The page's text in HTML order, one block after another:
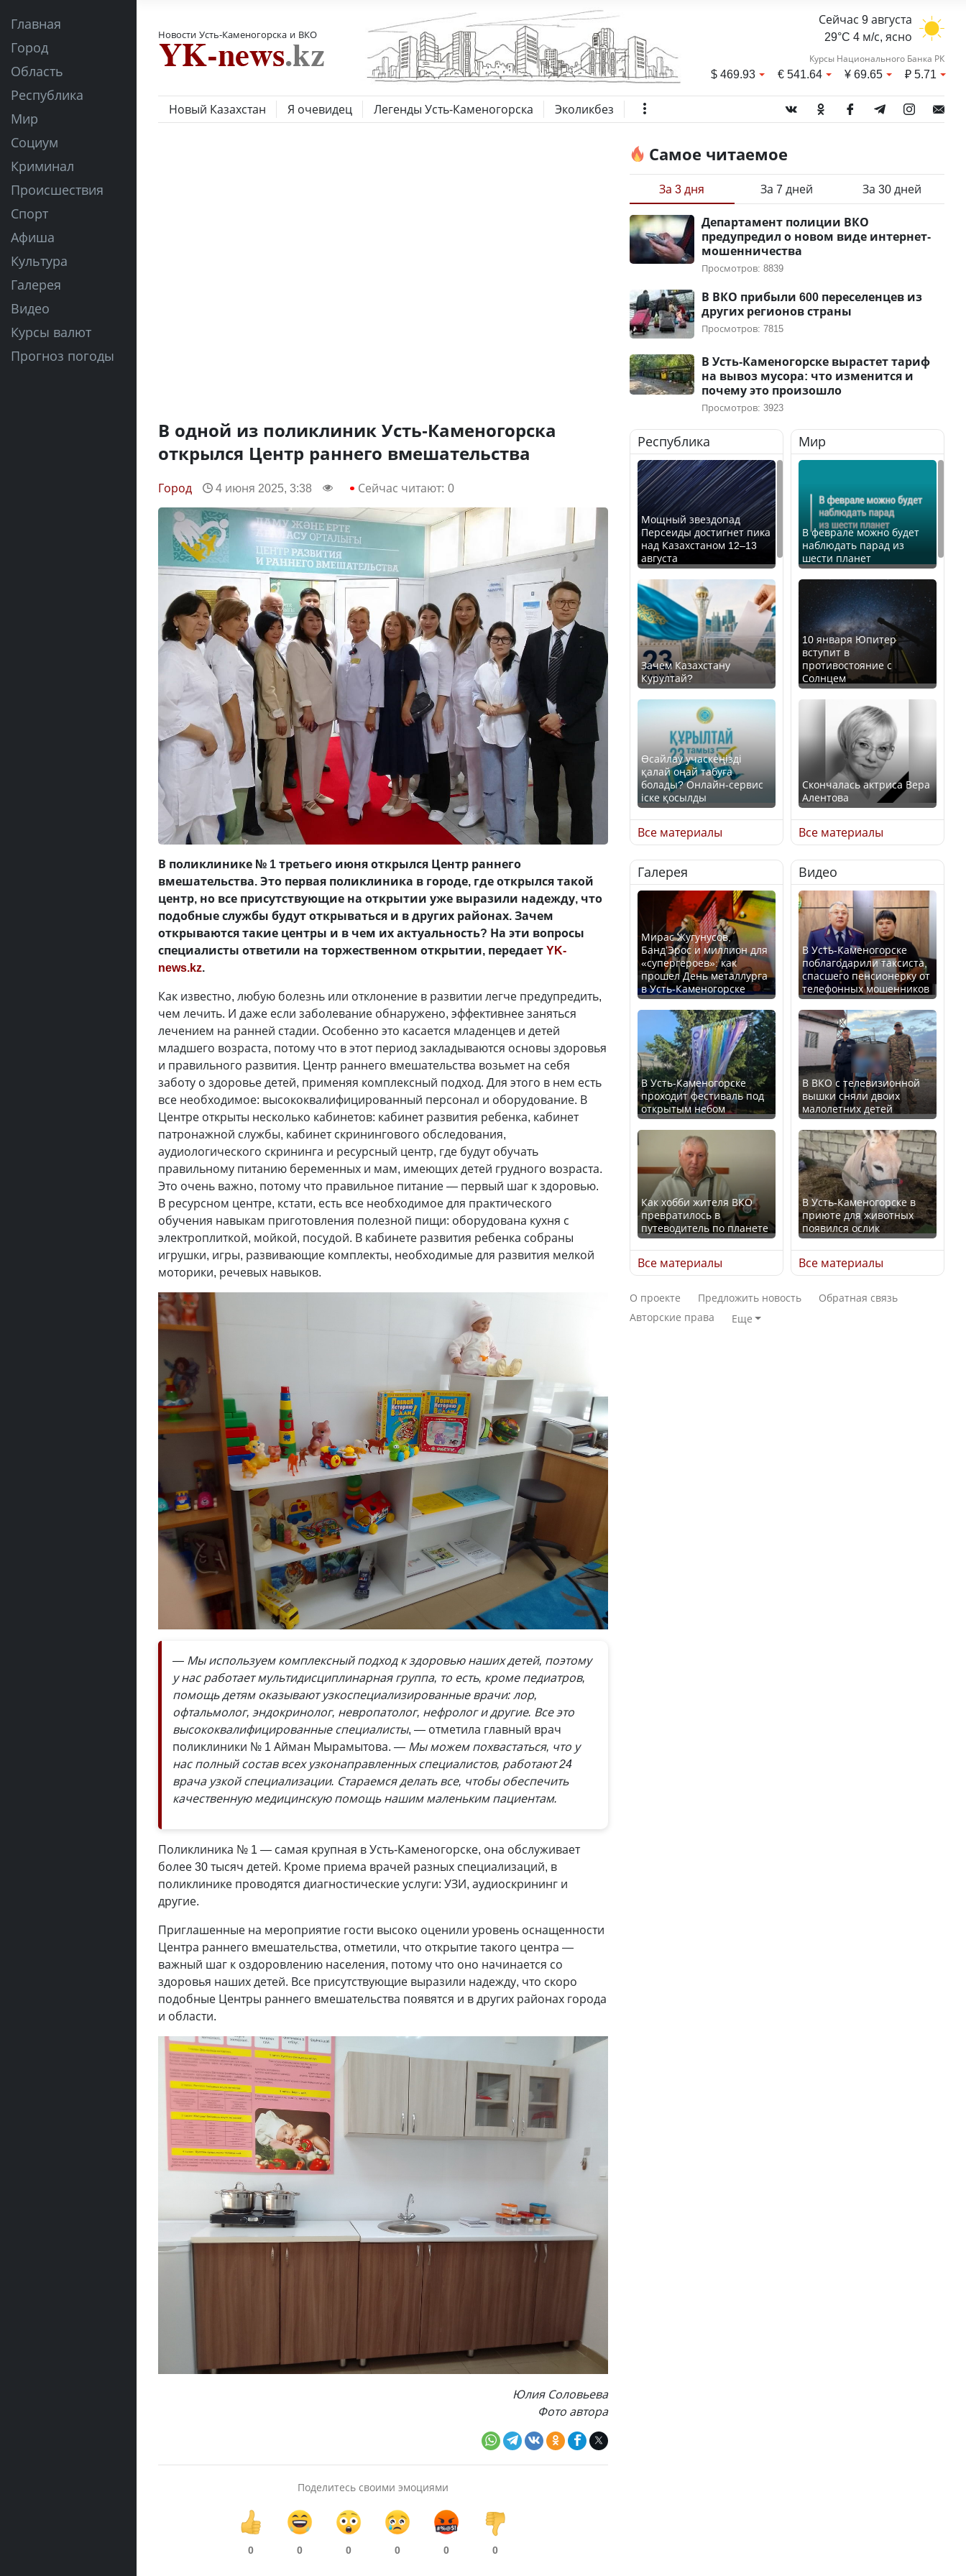
Главная
Город
Область
Республика
Мир
Социум
Криминал
Происшествия
Спорт
Афиша
Культура
Галерея
Видео
Курсы валют
Прогноз погоды
Новости Усть-Каменогорска и ВКО
Сейчас 9 августа
29°C 4 м/с, ясно
Курсы Национального Банка РК
$469.93 €541.64 ¥69.65 ₽5.71
Новый Казахстан Я очевидец Легенды Усть-Каменогорска Эколикбез
В одной из поликлиник Усть-Каменогорска
открылся Центр раннего вмешательства
Город 4 июня 2025, 3:38 Сейчас читают: 0
В поликлинике № 1 третьего июня открылся Центр раннего
вмешательства. Это первая поликлиника в городе, где открылся такой
центр, но все присутствующие на открытии уже выразили надежду, что
подобные службы будут открываться и в других районах. Зачем
открываются такие центры и в чем их актуальность? На эти вопросы
специалисты ответили на торжественном открытии, передаетYK-
news.kz.
Как известно, любую болезнь или отклонение в развитии легче предупредить,
чем лечить. И даже если заболевание обнаружено, эффективнее заняться
лечением на ранней стадии. Особенно это касается младенцев и детей
младшего возраста, потому что в этот период закладываются основы здоровья
и правильного развития. Центр раннего вмешательства возьмет на себя
заботу о здоровье детей, применяя комплексный подход. Для этого в нем есть
все необходимое: высококвалифицированный персонал и оборудование. В
Центре открыты несколько кабинетов: кабинет развития ребенка, кабинет
патронажной службы, кабинет скринингового обследования,
аудиологического скрининга и ресурсный центр, где будут обучать
правильному питанию беременных и мам, имеющих детей грудного возраста.
Это очень важно, потому что правильное питание — первый шаг к здоровью.
В ресурсном центре, кстати, есть все необходимое для практического
обучения навыкам приготовления полезной пищи: оборудована кухня с
электроплиткой, мойкой, посудой. В кабинете развития ребенка собраны
игрушки, игры, развивающие комплекты, необходимые для развития мелкой
моторики, речевых навыков.
— Мы используем комплексный подход к здоровью наших детей, поэтому
у нас работает мультидисциплинарная группа, то есть, кроме педиатров,
помощь детям оказывают узкоспециализированные врачи: лор,
офтальмолог, эндокринолог, невропатолог, нефролог и другие. Все это
высококвалифицированные специалисты, — отметила главный врач
поликлиники № 1 Айман Мырамытова. — Мы можем похвастаться, что у
нас полный состав всех узконаправленных специалистов, работают 24
врача узкой специализации. Стараемся делать все, чтобы обеспечить
качественную медицинскую помощь нашим маленьким пациентам.
Поликлиника № 1 — самая крупная в Усть-Каменогорске, она обслуживает
более 30 тысяч детей. Кроме приема врачей разных специализаций, в
поликлинике проводятся диагностические услуги: УЗИ, аудиоскрининг и
другие.
Приглашенные на мероприятие гости высоко оценили уровень оснащенности
Центра раннего вмешательства, отметили, что открытие такого центра —
важный шаг к оздоровлению населения, потому что оно начинается со
здоровья наших детей. Все присутствующие выразили надежду, что скоро
подобные Центры раннего вмешательства появятся и в других районах города
и области.
Юлия Соловьева
Фото автора
Поделитесь своими эмоциями
0 0 0 0 0 0
Самое читаемое
За 3 дня За 7 дней За 30 дней
Департамент полиции ВКО
предупредил о новом виде интернет-
мошенничества
Просмотров: 8839
В ВКО прибыли 600 переселенцев из
других регионов страны
Просмотров: 7815
В Усть-Каменогорске вырастет тариф
на вывоз мусора: что изменится и
почему это произошло
Просмотров: 3923
Республика
Мощный звездопад
Персеиды достигнет пика
над Казахстаном 12–13
августа
Зачем Казахстану
Курултай?
Өсайлау учаскеңізді
қалай оңай табуға
болады? Онлайн-сервис
іске қосылды
Как легко найти свой
участок для голосования?
Минтруда назвало
отрасли с самыми
высокими зарплатными
предложениями
Искусственный интеллект
официально включили в
школьную программу
Казахстана
В Казахстане стало
проще получить
направления на
медицинские
обследования
Все материалы
Мир
В феврале можно будет
наблюдать парад из
шести планет
10 января Юпитер
вступит в
противостояние с
Солнцем
Скончалась актриса Вера
Алентова
В РФ вынесен заочный
приговор по уголовному
делу об убийстве Игоря
Талькова
В России введены
дополнительные
ограничения для
казахстанских прав
Трамп официально
вступил в должность
президента США
Луну признали объектом
культурного наследия,
находящегося под
угрозой исчезновения
Все материалы
Галерея
Мирас Жугунусов,
Банд’Эрос и миллион для
«супергероев»: как
прошел День металлурга
в Усть-Каменогорске
В Усть-Каменогорске
проходит фестиваль под
открытым небом
Как хобби жителя ВКО
превратилось в
путеводитель по планете
Все материалы
Видео
В Усть-Каменогорске
поблагодарили таксиста,
спасшего пенсионерку от
телефонных мошенников
В ВКО с телевизионной
вышки сняли двоих
малолетних детей
В Усть-Каменогорске в
приюте для животных
появился ослик
Все материалы
О проекте Предложить новость
Обратная связь
Авторские права
Еще